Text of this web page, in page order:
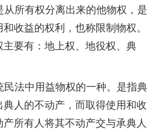
所有权分离出来的他物权，是
收益的权利，也称限制物权。
要有：地上权、地役权、典
法中用益物权的一种。是指典
人的不动产，而取得使用和收
所有人将其不动产交与承典人